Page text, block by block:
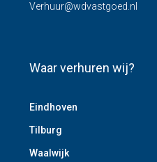
Verhuur@wdvastgoed.nl
Waar verhuren wij?
Eindhoven
Tilburg
Waalwijk